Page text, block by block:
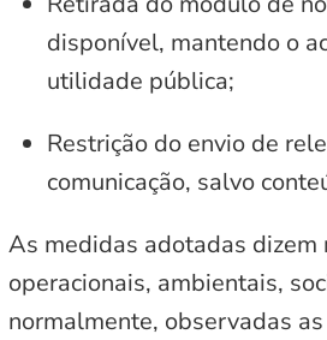
disponível, mantendo o
utilidade pública;
Restrição do envio de
comunicação, salvo
As medidas adotadas
operacionais, ambientais,
normalmente, observadas